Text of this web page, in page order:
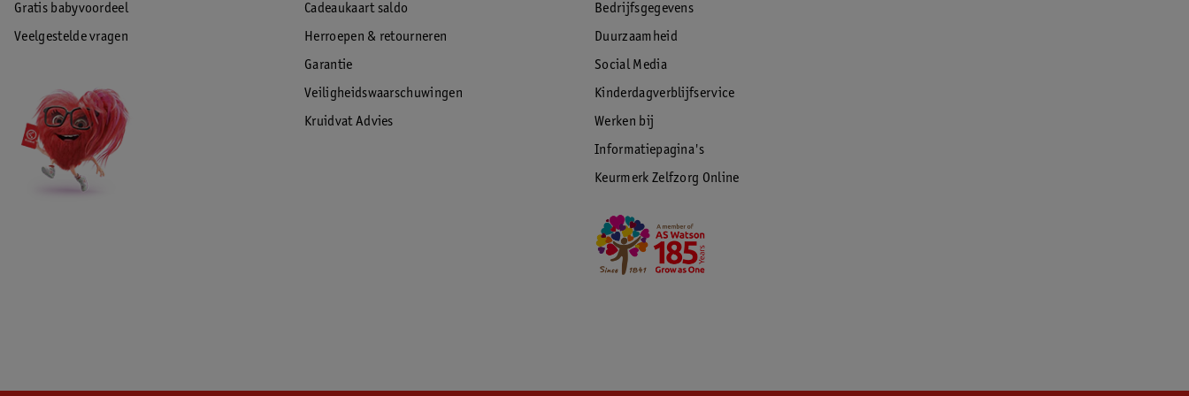
Gratis babyvoordeel
Veelgestelde vragen
Cadeaukaart saldo
Herroepen & retourneren
Garantie
Veiligheidswaarschuwingen
Kruidvat Advies
Bedrijfsgegevens
Duurzaamheid
Social Media
Kinderdagverblijfservice
Werken bij
Informatiepagina's
Keurmerk Zelfzorg Online